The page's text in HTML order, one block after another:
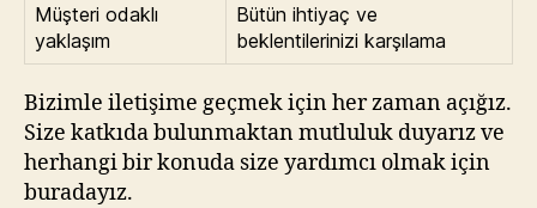
Müşteri odaklı
yaklaşım
Bütün ihtiyaç ve
beklentilerinizi karşılama
Bizimle iletişime geçmek için her zaman açığız.
Size katkıda bulunmaktan mutluluk duyarız ve
herhangi bir konuda size yardımcı olmak için
buradayız.